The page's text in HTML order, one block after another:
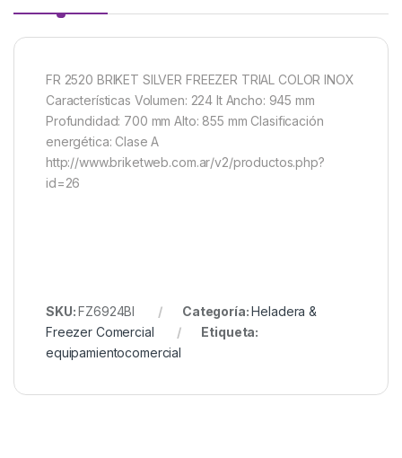
FR 2520 BRIKET SILVER FREEZER TRIAL COLOR INOX
Características Volumen: 224 lt Ancho: 945 mm
Profundidad: 700 mm Alto: 855 mm Clasificación
energética: Clase A
http://www.briketweb.com.ar/v2/productos.php?
id=26
SKU:FZ6924BI Categoría:Heladera &
Freezer Comercial
Etiqueta:
equipamientocomercial